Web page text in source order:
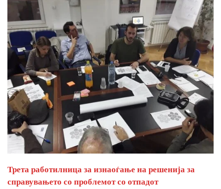
Трета работилница за изнаоѓање на решенија за
справувањето со проблемот со отпадот